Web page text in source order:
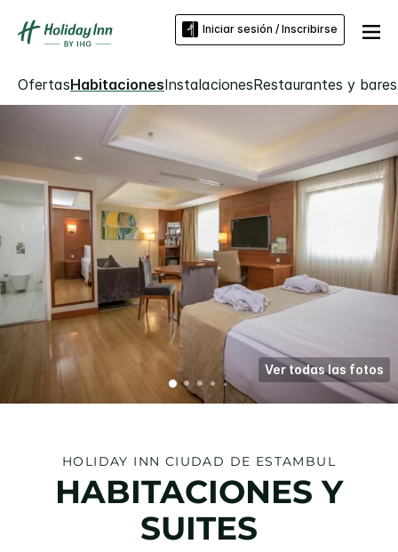
Iniciar sesión / Inscribirse
OfertasHabitacionesInstalacionesRestaurantes y bares
Ver todas las fotos
HOLIDAY INN CIUDAD DE ESTAMBUL
HABITACIONES Y
SUITES